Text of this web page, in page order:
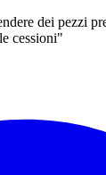
dei pezzi
cessioni"